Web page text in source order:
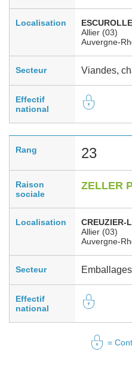
Localisation
Allier (03)
Auvergne-
Secteur Viandes,
Effectif
national
Rang 23
Raison
sociale
ZELLER
Localisation
CREUZIER-
Allier (03)
Auvergne-
Secteur
Effectif
national
=